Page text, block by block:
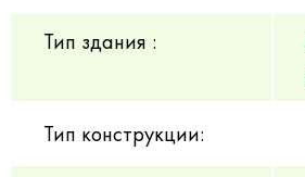
Тип здания :
Тип конструкции: